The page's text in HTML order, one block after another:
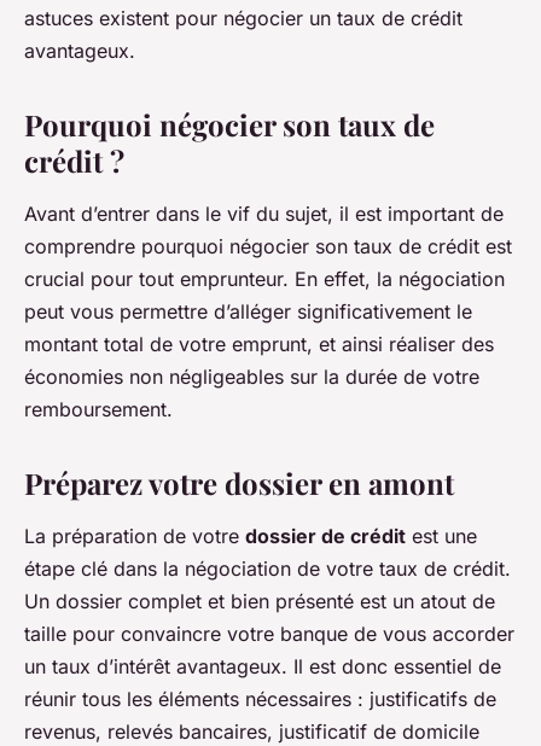
astuces existent pour négocier un taux de crédit
avantageux.
Pourquoi négocier son taux de
crédit ?
Avant d’entrer dans le vif du sujet, il est important de
comprendre pourquoi négocier son taux de crédit est
crucial pour tout emprunteur. En effet, la négociation
peut vous permettre d’alléger significativement le
montant total de votre emprunt, et ainsi réaliser des
économies non négligeables sur la durée de votre
remboursement.
Préparez votre dossier en amont
La préparation de votre dossier de crédit est une
étape clé dans la négociation de votre taux de crédit.
Un dossier complet et bien présenté est un atout de
taille pour convaincre votre banque de vous accorder
un taux d’intérêt avantageux. Il est donc essentiel de
réunir tous les éléments nécessaires : justificatifs de
revenus, relevés bancaires, justificatif de domicile